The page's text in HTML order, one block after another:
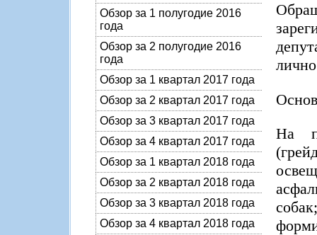
Обзор за 1 полугодие 2016
года
Обзор за 2 полугодие 2016
года
Обзор за 1 квартал 2017 года
Обзор за 2 квартал 2017 года
Обзор за 3 квартал 2017 года
Обзор за 4 квартал 2017 года
Обзор за 1 квартал 2018 года
Обзор за 2 квартал 2018 года
Обзор за 3 квартал 2018 года
Обзор за 4 квартал 2018 года
На